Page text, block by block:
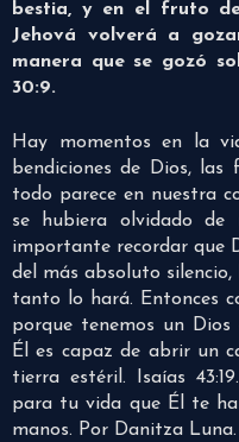
bestia, y en el fruto
Jehová volverá a
manera que se gozó
30:9.
Hay momentos en la
bendiciones de Dios, las
todo parece en nuestra
se hubiera olvidado de
importante recordar que
del más absoluto
tanto lo hará. Entonces
porque tenemos un
Él es capaz de abrir un
tierra estéril. Isaías
para tu vida que Él te
manos. Por Danitza Luna.